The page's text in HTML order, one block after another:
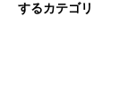
するカテゴリ